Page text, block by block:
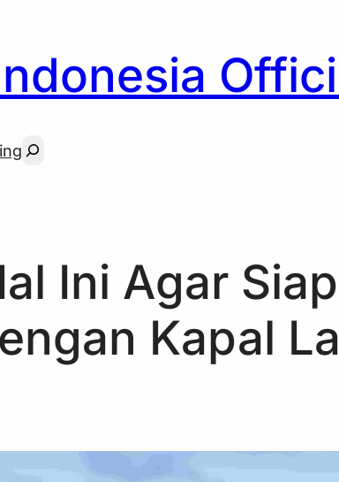
Search
Ini Agar Siap
Kapal